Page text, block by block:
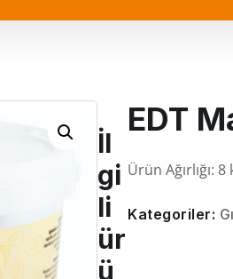
EDT
Ürün Ağırlığı: 8
Kategoriler:
İl
gi
li
ür
ü